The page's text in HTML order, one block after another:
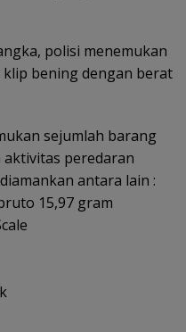
polisi menemukan
bening dengan berat
sejumlah barang
peredaran
antara lain :
15,97 gram